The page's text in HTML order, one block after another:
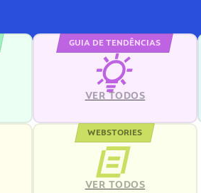
GUIA DE TENDÊNCIAS
VER TODOS
WEBSTORIES
VER TODOS